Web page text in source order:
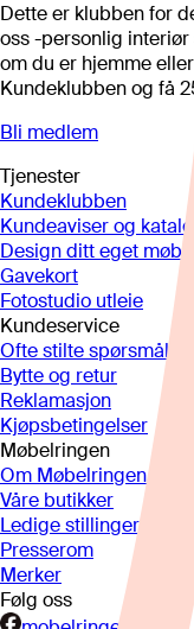
Dette er klubben for
oss -personlig
om du er hjemme
Kundeklubben og få
Bli medlem
Tjenester
Kundeklubben
Kundeaviser og
Design ditt eget møbel
Gavekort
Fotostudio utleie
Kundeservice
Ofte stilte spørsmål
Bytte og retur
Reklamasjon
Kjøpsbetingelser
Møbelringen
Om Møbelringen
Våre butikker
Ledige stillinger
Presserom
Merker
Følg oss